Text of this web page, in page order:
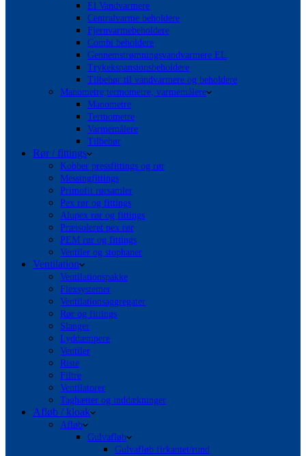
El Vandvarmere
Centralvarme beholdere
Fjernvarmebeholdere
Combi beholdere
Gennemstrømningsvandvarmere EL
Trykekspansionsbeholdere
Tilbehør til vandvarmere og beholdere
Manometre,termometre, varmemålere
Manometre
Termometre
Varmemålere
Tilbehør
Rør / fittings
Kobber pressfittings og rør
Messingfittings
Primofit rørsamler
Pex rør og fittings
Alupex rør og fittings
Præisoleret pex rør
PEM rør og fittings
Ventiler og stophaner
Ventilation
Ventilationspakke
Flexsystemer
Ventilationsaggregater
Rør og fittings
Slanger
Lyddæmpere
Ventiler
Riste
Filtre
Ventilatorer
Taghætter og inddækninger
Afløb / kloak
Afløb
Gulvafløb
Gulvafløb firkantet/rund